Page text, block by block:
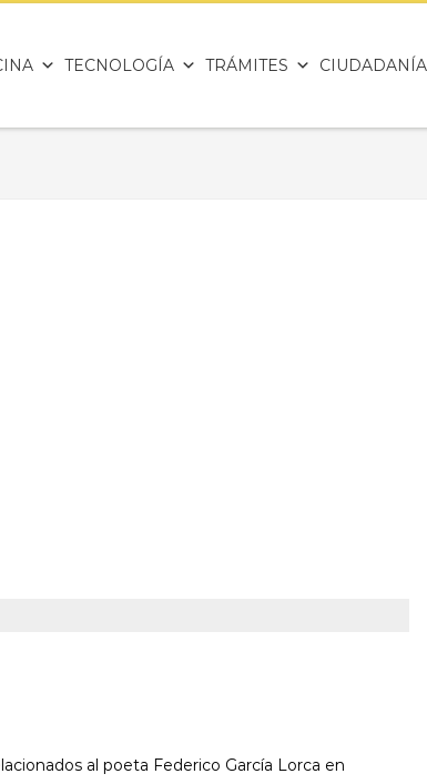
TECNOLOGÍA TRÁMITES CIUDADANÍA
al poeta Federico García Lorca en